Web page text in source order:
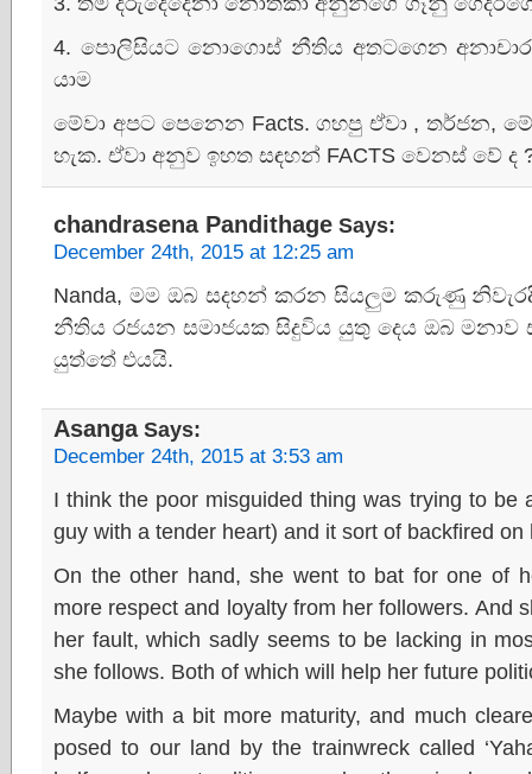
4. පොලිසියට නොගොස් නීතිය අතටගෙන
යාම​
මේවා අපට පෙනෙන Facts. ගහපු ඒවා , තර්ජන​,
හැක​. ඒවා අනුව ඉහත සඳහන් FACTS වෙනස් වේ ද
chandrasena Pandithage Says:
December 24th, 2015 at 12:25 am
Nanda, මම ඔබ සදහන් කරන සියලුම කරුණු
නීතිය රජයන සමාජයක සිදුවිය යුතු දෙය ඔබ
යුත්තේ එයයි.
AsangaSays:
December 24th, 2015 at 3:53 am
I think the poor misguided thing was trying to be
guy with a tender heart) and it sort of backfired on
On the other hand, she went to bat for one of
more respect and loyalty from her followers. And
her fault, which sadly seems to be lacking in
she follows. Both of which will help her future
Maybe with a bit more maturity, and much
posed to our land by the trainwreck called